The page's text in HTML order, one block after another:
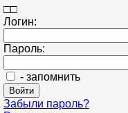
□□
Логин:
Пароль:
- запомнить
Забыли пароль?